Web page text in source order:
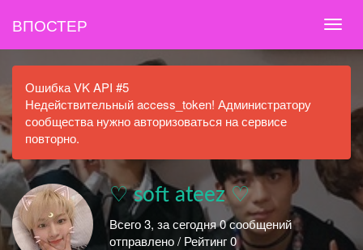
ВПОСТЕР
Ошибка VK API #5
Недействительный access_token! Администратору
сообщества нужно авторизоваться на сервисе
повторно.
♡ soft ateez ♡
Всего 3, за сегодня 0 сообщений
отправлено / Рейтинг 0